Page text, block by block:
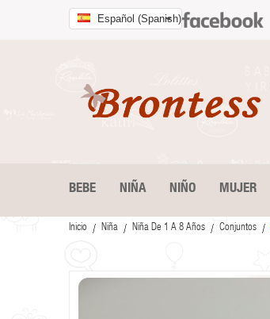
Español (Spanish)
BEBE NIÑA NIÑO MUJER
Inicio Niña Niña De 1 A 8 Años Conjuntos